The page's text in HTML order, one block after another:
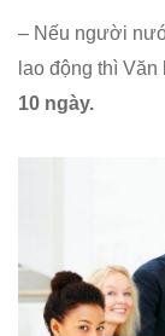
làm
việc
tại
– Nếu người
lao động thì
10 ngày.